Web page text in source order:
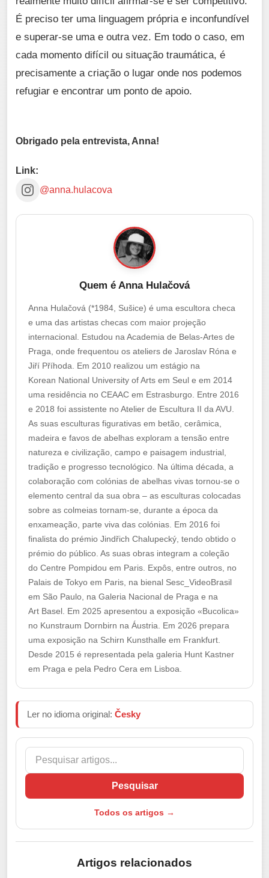
É preciso ter uma linguagem própria e inconfundível
e superar-se uma e outra vez. Em todo o caso, em
cada momento difícil ou situação traumática, é
precisamente a criação o lugar onde nos podemos
refugiar e encontrar um ponto de apoio.
Obrigado pela entrevista, Anna!
Link:
@anna.hulacova
Quem é Anna Hulačová
Anna Hulačová (*1984, Sušice) é uma escultora checa
e uma das artistas checas com maior projeção
internacional. Estudou na Academia de Belas-Artes de
Praga, onde frequentou os ateliers de Jaroslav Róna e
Jiří Příhoda. Em 2010 realizou um estágio na
Korean National University of Arts em Seul e em 2014
uma residência no CEAAC em Estrasburgo. Entre 2016
e 2018 foi assistente no Atelier de Escultura II da AVU.
As suas esculturas figurativas em betão, cerâmica,
madeira e favos de abelhas exploram a tensão entre
natureza e civilização, campo e paisagem industrial,
tradição e progresso tecnológico. Na última década, a
colaboração com colónias de abelhas vivas tornou-se o
elemento central da sua obra – as esculturas colocadas
sobre as colmeias tornam-se, durante a época da
enxameação, parte viva das colónias. Em 2016 foi
finalista do prémio Jindřich Chalupecký, tendo obtido o
prémio do público. As suas obras integram a coleção
do Centre Pompidou em Paris. Expôs, entre outros, no
Palais de Tokyo em Paris, na bienal Sesc_VideoBrasil
em São Paulo, na Galeria Nacional de Praga e na
Art Basel. Em 2025 apresentou a exposição «Bucolica»
no Kunstraum Dornbirn na Áustria. Em 2026 prepara
uma exposição na Schirn Kunsthalle em Frankfurt.
Desde 2015 é representada pela galeria Hunt Kastner
em Praga e pela Pedro Cera em Lisboa.
Ler no idioma original: Česky
Pesquisar
Todos os artigos →
Artigos relacionados